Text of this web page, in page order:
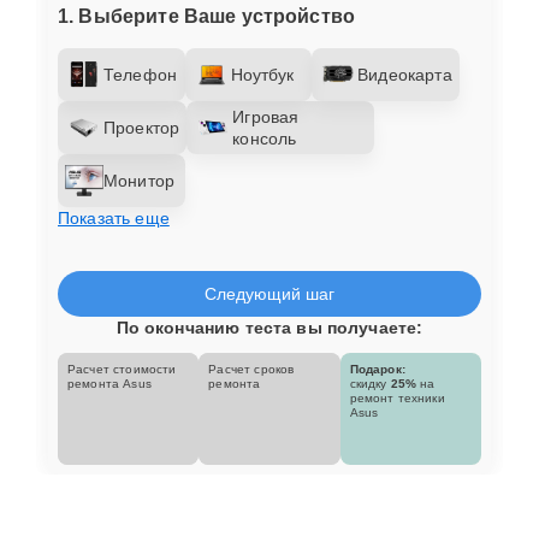
1. Выберите Ваше устройство
Телефон Ноутбук Видеокарта
Проектор
Игровая
консоль
Монитор
Показать еще
Следующий шаг
По окончанию теста вы получаете:
Расчет стоимости
ремонта Asus
Расчет сроков
ремонта
Подарок:
скидку 25% на
ремонт техники
Asus